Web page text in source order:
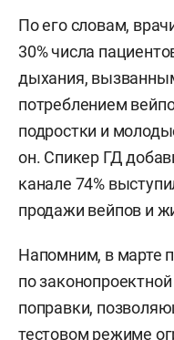
По его словам,
30% числа
дыхания,
потреблением
подростки и
он. Спикер ГД
канале 74%
продажи вейпов и
Напомним, в марте
по
поправки,
тестовом режиме